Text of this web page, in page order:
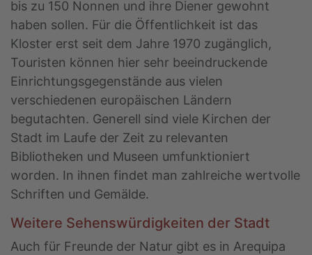
bis zu 150 Nonnen und ihre Diener gewohnt
haben sollen. Für die Öffentlichkeit ist das
Kloster erst seit dem Jahre 1970 zugänglich,
Touristen können hier sehr beeindruckende
Einrichtungsgegenstände aus vielen
verschiedenen europäischen Ländern
begutachten. Generell sind viele Kirchen der
Stadt im Laufe der Zeit zu relevanten
Bibliotheken und Museen umfunktioniert
worden. In ihnen findet man zahlreiche wertvolle
Schriften und Gemälde.
Weitere Sehenswürdigkeiten der Stadt
Auch für Freunde der Natur gibt es in Arequipa